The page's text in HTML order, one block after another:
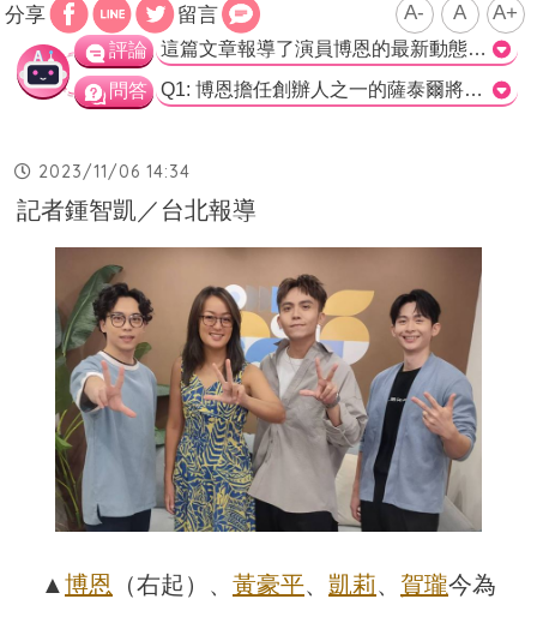
分享 留言 A- A A+
評論 這篇文章報導了演員博恩的最新動態和他參與的《G8高峰會》活動。博恩表示自己不再想要生第二個孩子，並考慮結紮手術，雖然他對手術痛苦感到擔心，但他認為這樣做比再次意外懷孕好。另外，文章也提到了博恩過去對自己的精子問題和當爸的經歷，以及他對於《G8高峰會》的期望和壓力。 從這篇文章中可以看出，博恩對於生育和家庭承擔有明確的態度。他不僅表示不會再生第二個孩子，還考慮進行結紮手術，以確保不再意外懷孕。這種負責任的態度值得肯定。另外，他對於《G8高峰會》的嘗試也展現了他對演藝事業的熱情和努力。相信他在這次活動中的表現會給觀眾帶來樂趣和驚喜。 不過，博恩在回答記者提問時的自信態度或許會引起一些爭議。他自稱為八位喜劇演員中最G8的人，這樣的自我評價可能讓人認為他有些自負。然而，作為一位演員，自信和魄力也是必要的品質，所以這種言論也可以理解。 總的來說，這篇文章報導了博恩的最新動態和他參與的活動，以及他對於生育和演藝事業的看法。雖然有些言論可能引起爭議，但他的態度和努力值得肯定。期待看到他在《G8高峰會》中的表現。>
問答 Q1: 博恩擔任創辦人之一的薩泰爾將舉辦的《G8高峰會》活動中，共邀請了幾位演員？ a) 6位 b) 7位 c) 8位 d) 9位 正確答案: c) 8位 Q2: 博恩表示這次的《G8高峰會》相較於他個人的專場壓力會小多少？ a) 壓力等於1除以8 b) 壓力等於2除以8 c) 壓力等於3除以8 d) 壓力等於4除以8 正確答案: a) 壓力等於1除以8 Q3: 博恩說他在床上有什麼特權？ a) 無限開火權 b) 劇情轉彎權 c) 挑選演員權 d) 自由發揮權 正確答案: a) 無限開火權
2023/11/06 14:34
記者鍾智凱／台北報導
▲ 博恩 （右起）、 黃豪平、 凱莉、 賀瓏今為